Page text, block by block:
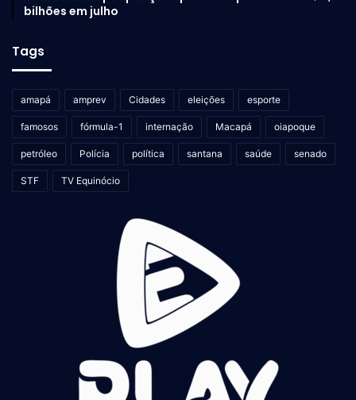
bilhões em julho
Tags
amapá amprev Cidades eleições esporte
famosos fórmula-1 internação Macapá oiapoque
petróleo Polícia política santana saúde senado
STF TV Equinócio